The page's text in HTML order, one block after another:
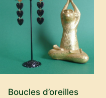
Boucles d’oreilles